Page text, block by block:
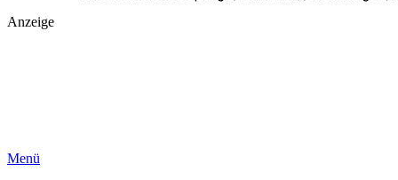
Anzeige
Menü